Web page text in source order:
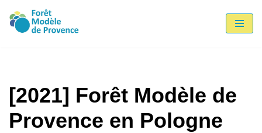
Aller
[2021] Forêt Modèle de
Provence en Pologne